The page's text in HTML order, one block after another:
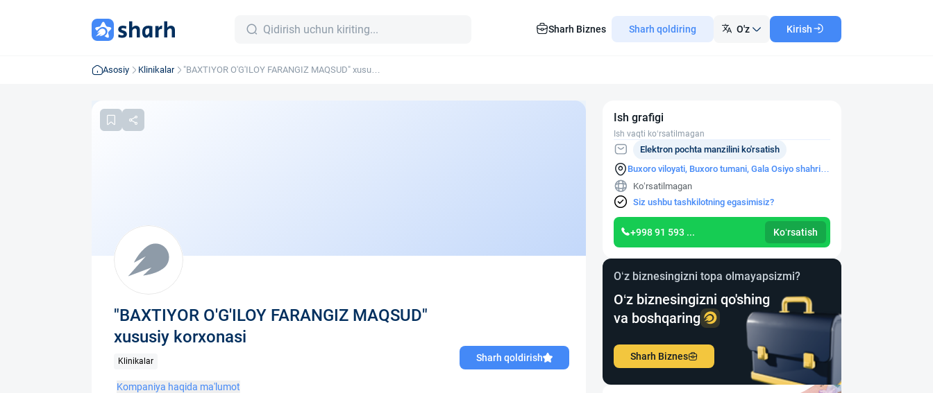
Sharh Biznes Sharh qoldiring O'z Kirish
Asosiy Klinikalar
"BAXTIYOR O'G'ILOY FARANGIZ MAQSUD" xususiy
"BAXTIYOR O'G'ILOY FARANGIZ MAQSUD"
xususiy korxonasi
Klinikalar Sharh qoldirish
Kompaniya haqida ma'lumot
Ish grafigi
Ish vaqti ko‘rsatilmagan
Buxoro viloyati, Buxoro tumani, Gala Osiyo shahri
Ibn Sino ko'chasi, 4-uy
Elektron pochta manzilini ko'rsatish
Ko‘rsatilmagan
Siz ushbu tashkilotning egasimisiz?
+998 91 593 ... Ko‘rsatish
O‘z biznesingizni topa olmayapsizmi?
O‘z biznesingizni qo'shing
va boshqaring
Sharh Biznes